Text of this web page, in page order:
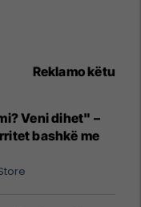
Reklamo këtu
Veni dihet" –
bashkë me